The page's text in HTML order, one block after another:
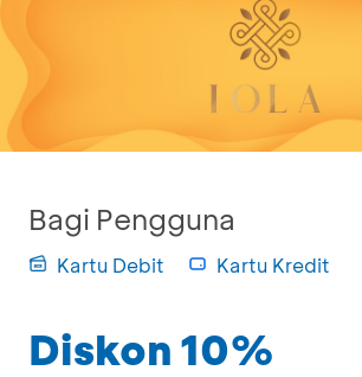
Bagi Pengguna
Kartu Debit Kartu Kredit
Diskon 10%